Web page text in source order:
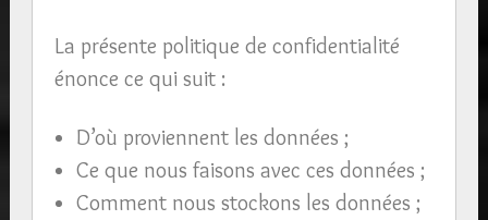
La présente politique de confidentialité
énonce ce qui suit :
D’où proviennent les données ;
Ce que nous faisons avec ces données ;
Comment nous stockons les données ;